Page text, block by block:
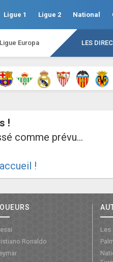
Ligue 1 Ligue 2 National
Ligue Europa LES
!
comme prévu...
!
Ronaldo
Les